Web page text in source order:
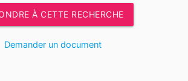
À CETTE RECHERCHE
Demander un document